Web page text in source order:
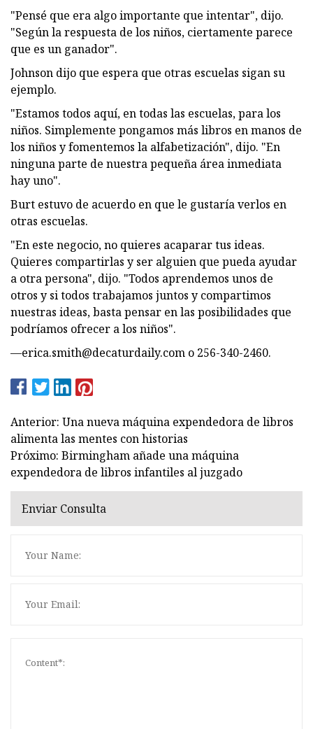
"Pensé que era algo importante que intentar", dijo.
"Según la respuesta de los niños, ciertamente parece
que es un ganador".
Johnson dijo que espera que otras escuelas sigan su
ejemplo.
"Estamos todos aquí, en todas las escuelas, para los
niños. Simplemente pongamos más libros en manos de
los niños y fomentemos la alfabetización", dijo. "En
ninguna parte de nuestra pequeña área inmediata
hay uno".
Burt estuvo de acuerdo en que le gustaría verlos en
otras escuelas.
"En este negocio, no quieres acaparar tus ideas.
Quieres compartirlas y ser alguien que pueda ayudar
a otra persona", dijo. "Todos aprendemos unos de
otros y si todos trabajamos juntos y compartimos
nuestras ideas, basta pensar en las posibilidades que
podríamos ofrecer a los niños".
—erica.smith@decaturdaily.com o 256-340-2460.
Anterior: Una nueva máquina expendedora de libros
alimenta las mentes con historias
Próximo: Birmingham añade una máquina
expendedora de libros infantiles al juzgado
Enviar Consulta